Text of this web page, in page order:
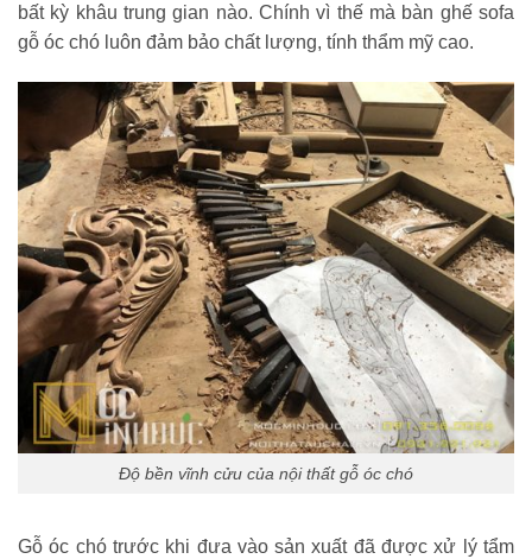
bất kỳ khâu trung gian nào. Chính vì thế mà bàn ghế sofa
gỗ óc chó luôn đảm bảo chất lượng, tính thẩm mỹ cao.
Độ bền vĩnh cửu của nội thất gỗ óc chó
Gỗ óc chó trước khi đưa vào sản xuất đã được xử lý tẩm